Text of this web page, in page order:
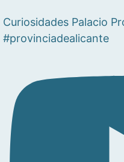
Curiosidades Palacio
#provinciadealicante